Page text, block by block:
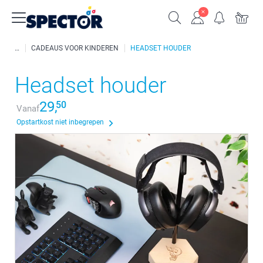
CADEAUS VOOR KINDEREN HEADSET HOUDER
Headset houder
Vanaf29,50
Opstartkost niet inbegrepen